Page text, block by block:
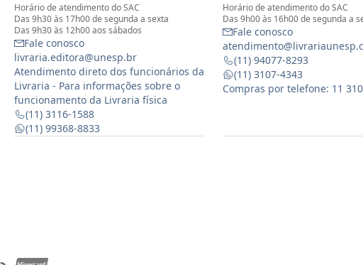
Horário de atendimento do SAC
Das 9h30 às 17h00 de segunda a sexta
Das 9h30 às 12h00 aos sábados
Fale conosco
livraria.editora@unesp.br
Atendimento direto dos funcionários da
Livraria - Para informações sobre o
funcionamento da Livraria física
(11) 3116-1588
(11) 99368-8833
Horário de atendimento do SAC
Das 9h00 às 16h00 de segunda a
Fale conosco
(11) 94077-8293
(11) 3107-4343
Compras por telefone: 11